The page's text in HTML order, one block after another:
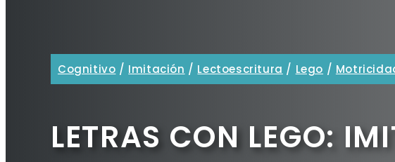
Cognitivo / Imitación / Lectoescritura / Lego /
LETRAS CON LEGO: